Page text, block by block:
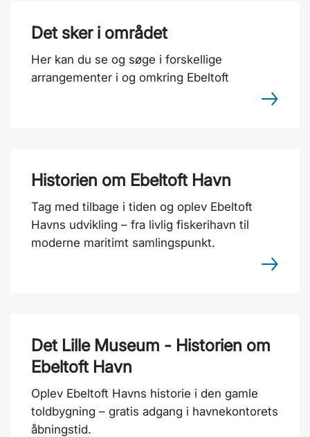
Det sker i området
Her kan du se og søge i forskellige
arrangementer i og omkring Ebeltoft
Historien om Ebeltoft Havn
Tag med tilbage i tiden og oplev Ebeltoft
Havns udvikling – fra livlig fiskerihavn til
moderne maritimt samlingspunkt.
Det Lille Museum - Historien om
Ebeltoft Havn
Oplev Ebeltoft Havns historie i den gamle
toldbygning – gratis adgang i havnekontorets
åbningstid.